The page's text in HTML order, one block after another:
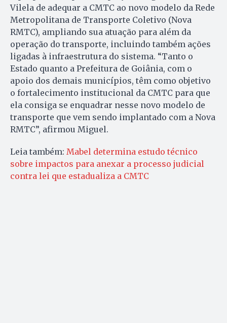
Vilela de adequar a CMTC ao novo modelo da Rede
Metropolitana de Transporte Coletivo (Nova
RMTC), ampliando sua atuação para além da
operação do transporte, incluindo também ações
ligadas à infraestrutura do sistema. “Tanto o
Estado quanto a Prefeitura de Goiânia, com o
apoio dos demais municípios, têm como objetivo
o fortalecimento institucional da CMTC para que
ela consiga se enquadrar nesse novo modelo de
transporte que vem sendo implantado com a Nova
RMTC”, afirmou Miguel.
Leia também: Mabel determina estudo técnico
sobre impactos para anexar a processo judicial
contra lei que estadualiza a CMTC